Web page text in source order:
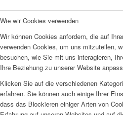
Wie wir Cookies verwenden
Wir können Cookies anfordern, die auf
verwenden Cookies, um uns mitzuteilen,
besuchen, wie Sie mit uns interagieren,
Ihre Beziehung zu unserer Website
Klicken Sie auf die verschiedenen
erfahren. Sie können auch einige Ihrer
dass das Blockieren einiger Arten von